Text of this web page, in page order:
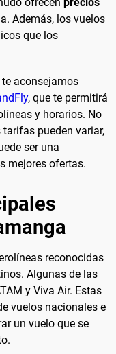
Además, los vuelos
que los
aconsejamos
, que te permitirá
y horarios. No
pueden variar,
ser una
mejores ofertas.
reconocidas
Algunas de las
y Viva Air. Estas
vuelos nacionales e
un vuelo que se